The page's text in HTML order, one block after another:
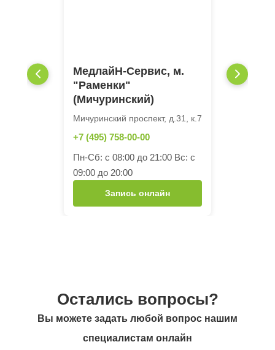
МедлайН-Сервис, м.
"Раменки"
(Мичуринский)
Мичуринский проспект, д.31, к.7
+7 (495) 758-00-00
Пн-Сб: с 08:00 до 21:00 Вс: с
09:00 до 20:00
Запись онлайн
Остались вопросы?
Вы можете задать любой вопрос нашим
специалистам онлайн